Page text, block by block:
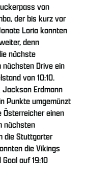
von
der bis kurz vor
Loria konnten
denn
nächste
nächsten Drive ein
von 10:10.
Erdmann
Punkte umgemünzt
Österreicher einen
nächsten
die Stuttgarter
die Vikings
auf 19:10